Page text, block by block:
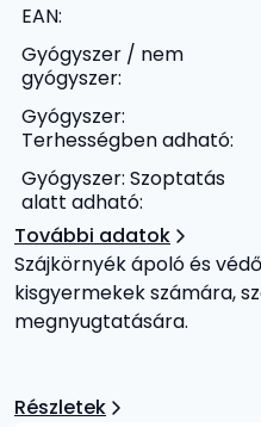
EAN:
Gyógyszer / nem
gyógyszer:
Gyógyszer:
Terhességben adható:
Gyógyszer: Szoptatás
alatt adható:
További adatok
Szájkörnyék ápoló és
kisgyermekek számára,
megnyugtatására.
Részletek